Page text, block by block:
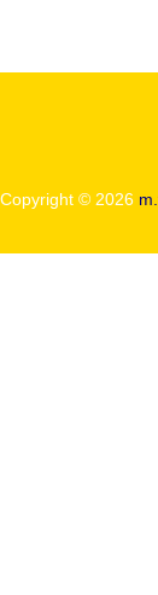
Copyright © 2026